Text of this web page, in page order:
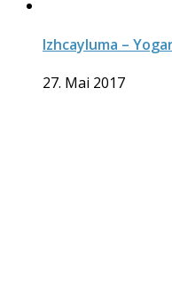
Izhcayluma –
27. Mai 2017